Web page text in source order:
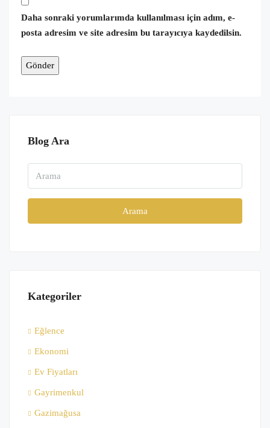
Daha sonraki yorumlarımda kullanılması için adım, e-
posta adresim ve site adresim bu tarayıcıya kaydedilsin.
Blog Ara
Arama
Kategoriler
Eğlence
Ekonomi
Ev Fiyatları
Gayrimenkul
Gazimağusa